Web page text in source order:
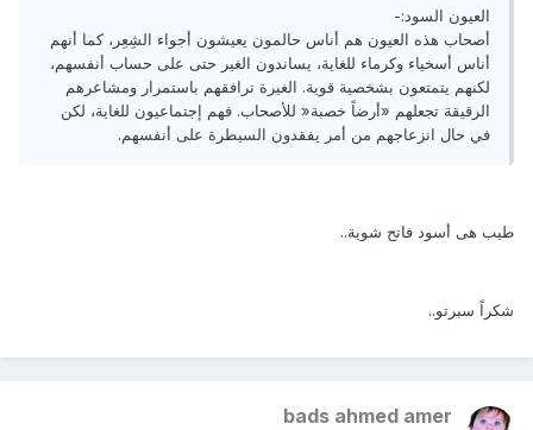
العيون السود:-
أصحاب هذه العيون هم أناس حالمون يعيشون أجواء الشِعِر، كما أنهم
أناس أسخياء وكرماء للغاية، يساندون الغير حتى على حساب أنفسهم،
لكنهم يتمتعون بشخصية قوية. الغيرة ترافقهم باستمرار ومشاعرهم
الرقيقة تجعلهم «أرضاً خصبة« للأصحاب. فهم إجتماعيون للغاية، لكن
في حال انزعاجهم من أمر يفقدون السيطرة على أنفسهم.
طيب هى أسود فاتح شوية..
شكراً سبرتو..
bads ahmed amer